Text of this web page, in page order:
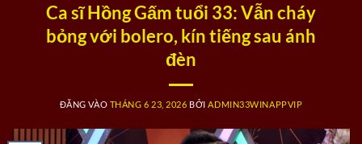
Ca sĩ Hồng Gấm tuổi 33: Vẫn cháy
bỏng với bolero, kín tiếng sau ánh
đèn
ĐĂNG VÀO THÁNG 6 23, 2026 BỞI ADMIN33WINAPPVIP